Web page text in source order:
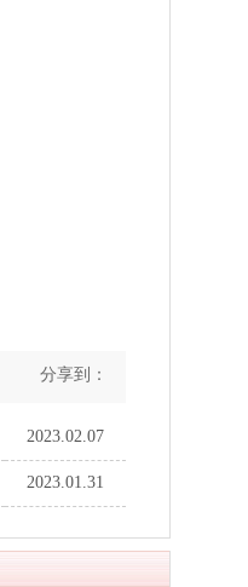
分享到：
2023.02.07
2023.01.31